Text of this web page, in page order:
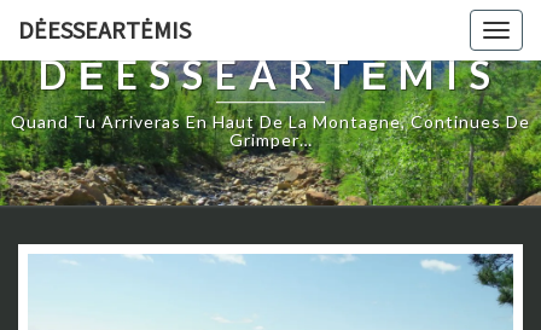
DĖESSEARTĖMIS
DĖESSEARTĖMIS
Quand Tu Arriveras En Haut De La Montagne, Continues De
Grimper…